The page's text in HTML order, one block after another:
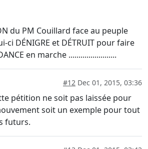
du PM Couillard face au peuple
ci DÉNIGRE et DÉTRUIT pour faire
en marche ........................
#12 Dec 01, 2015, 03:36
pétition ne soit pas laissée pour
soit un exemple pour tout
futurs.